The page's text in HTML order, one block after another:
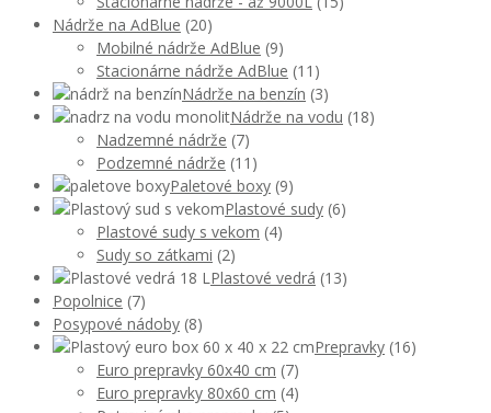
Nádrže na AdBlue (20)
Mobilné nádrže AdBlue (9)
Stacionárne nádrže AdBlue (11)
Nádrže na benzín (3)
Nádrže na vodu (18)
Nadzemné nádrže (7)
Podzemné nádrže (11)
Paletové boxy (9)
Plastové sudy (6)
Plastové sudy s vekom (4)
Sudy so zátkami (2)
Plastové vedrá (13)
Popolnice (7)
Posypové nádoby (8)
Prepravky (16)
Euro prepravky 60x40 cm (7)
Euro prepravky 80x60 cm (4)